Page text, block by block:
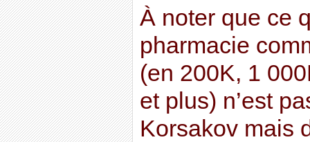
À noter que ce
pharmacie
(en 200K, 1
et plus) n’est
Korsakov mais